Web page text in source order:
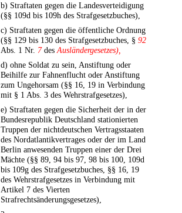
b) Straftaten gegen die Landesverteidigung
(§§ 109d bis 109h des Strafgesetzbuches),
c) Straftaten gegen die öffentliche Ordnung
(§§ 129 bis 130 des Strafgesetzbuches, § 92
Abs. 1 Nr. 7desAusländergesetzes),
d) ohne Soldat zu sein, Anstiftung oder
Beihilfe zur Fahnenflucht oder Anstiftung
zum Ungehorsam (§§ 16, 19 in Verbindung
mit § 1 Abs. 3 des Wehrstrafgesetzes),
e) Straftaten gegen die Sicherheit der in der
Bundesrepublik Deutschland stationierten
Truppen der nichtdeutschen Vertragsstaaten
des Nordatlantikvertrages oder der im Land
Berlin anwesenden Truppen einer der Drei
Mächte (§§ 89, 94 bis 97, 98 bis 100, 109d
bis 109g des Strafgesetzbuches, §§ 16, 19
des Wehrstrafgesetzes in Verbindung mit
Artikel 7 des Vierten
Strafrechtsänderungsgesetzes),